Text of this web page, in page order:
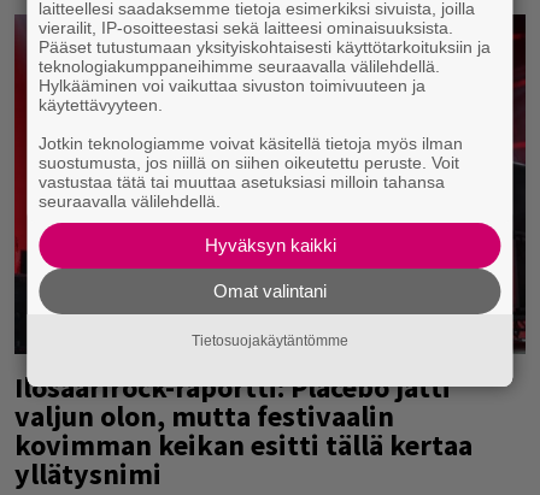
Ilosaarirock-raportti: Placebo jätti
valjun olon, mutta festivaalin
kovimman keikan esitti tällä kertaa
yllätysnimi
laitteellesi saadaksemme tietoja esimerkiksi sivuista, joilla
vierailit, IP-osoitteestasi sekä laitteesi ominaisuuksista.
Pääset tutustumaan yksityiskohtaisesti käyttötarkoituksiin ja
teknologiakumppaneihimme seuraavalla välilehdellä.
Hylkääminen voi vaikuttaa sivuston toimivuuteen ja
käytettävyyteen.
Jotkin teknologiamme voivat käsitellä tietoja myös ilman
suostumusta, jos niillä on siihen oikeutettu peruste. Voit
vastustaa tätä tai muuttaa asetuksiasi milloin tahansa
seuraavalla välilehdellä.
Hyväksyn kaikki
Omat valintani
Tietosuojakäytäntömme